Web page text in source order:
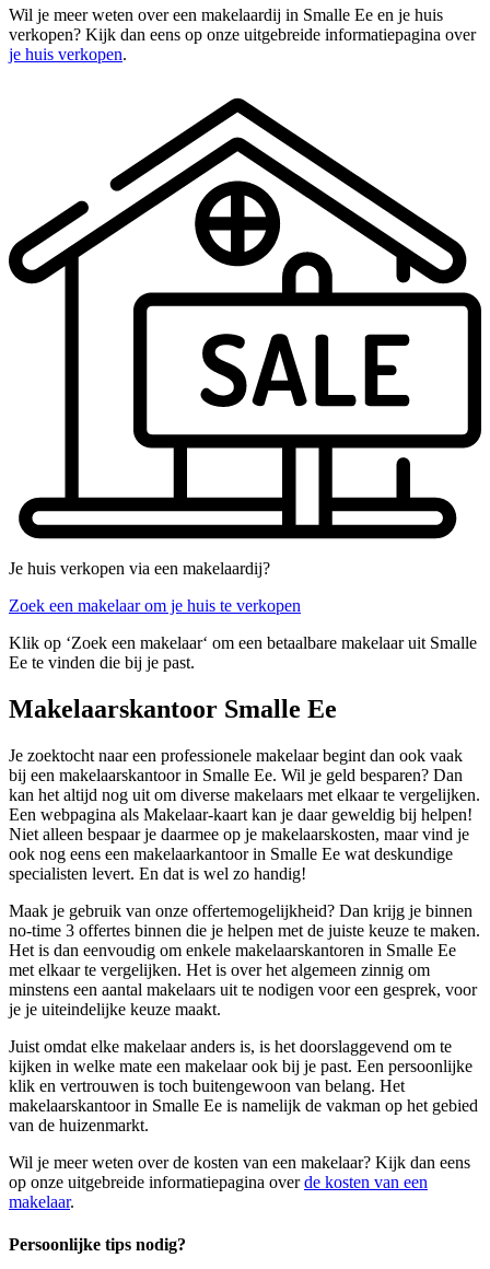
Wil je meer weten over een makelaardij in Smalle Ee en je huis
verkopen? Kijk dan eens op onze uitgebreide informatiepagina over
je huis verkopen.
Je huis verkopen via een makelaardij?
Zoek een makelaar om je huis te verkopen
Klik op ‘Zoek een makelaar‘ om een betaalbare makelaar uit Smalle
Ee te vinden die bij je past.
Makelaarskantoor Smalle Ee
Je zoektocht naar een professionele makelaar begint dan ook vaak
bij een makelaarskantoor in Smalle Ee. Wil je geld besparen? Dan
kan het altijd nog uit om diverse makelaars met elkaar te vergelijken.
Een webpagina als Makelaar-kaart kan je daar geweldig bij helpen!
Niet alleen bespaar je daarmee op je makelaarskosten, maar vind je
ook nog eens een makelaarkantoor in Smalle Ee wat deskundige
specialisten levert. En dat is wel zo handig!
Maak je gebruik van onze offertemogelijkheid? Dan krijg je binnen
no-time 3 offertes binnen die je helpen met de juiste keuze te maken.
Het is dan eenvoudig om enkele makelaarskantoren in Smalle Ee
met elkaar te vergelijken. Het is over het algemeen zinnig om
minstens een aantal makelaars uit te nodigen voor een gesprek, voor
je je uiteindelijke keuze maakt.
Juist omdat elke makelaar anders is, is het doorslaggevend om te
kijken in welke mate een makelaar ook bij je past. Een persoonlijke
klik en vertrouwen is toch buitengewoon van belang. Het
makelaarskantoor in Smalle Ee is namelijk de vakman op het gebied
van de huizenmarkt.
Wil je meer weten over de kosten van een makelaar? Kijk dan eens
op onze uitgebreide informatiepagina overde kosten van een
makelaar.
Persoonlijke tips nodig?